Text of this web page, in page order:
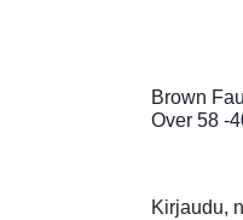
Brown
Over 58 -
Kirjaudu,